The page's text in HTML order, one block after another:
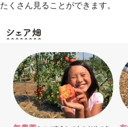
たくさん見ることができます。